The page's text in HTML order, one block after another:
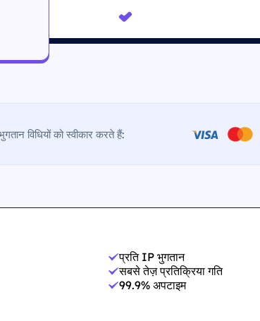
विधियों को स्वीकार करते हैं:
प्रति IP भुगतान
सबसे तेज़ प्रतिक्रिया गति
99.9% अपटाइम